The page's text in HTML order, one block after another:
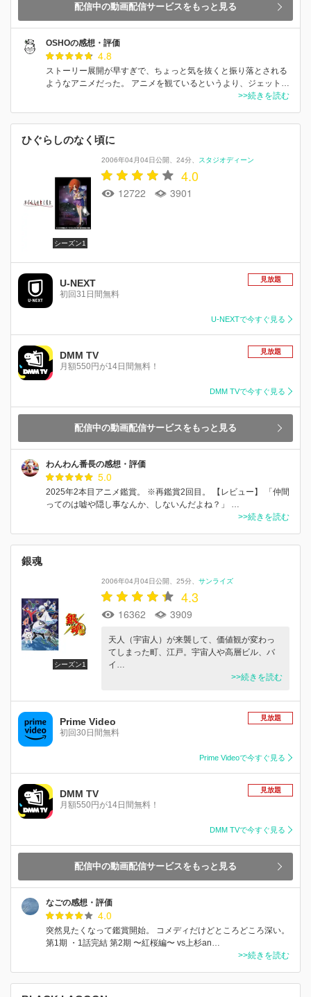
配信中の動画配信サービスをもっと見る
OSHOの感想・評価
4.8
ストーリー展開が早すぎで、ちょっと気を抜くと振り落とされる
ようなアニメだった。 アニメを観ているというより、ジェット…
>>続きを読む
ひぐらしのなく頃に
シーズン1
2006年04月04日公開 24分 スタジオディーン
4.0
12722 3901
U-NEXT
初回31日間無料
見放題
U-NEXTで今すぐ見る
DMM TV
月額550円が14日間無料！
見放題
DMM TVで今すぐ見る
配信中の動画配信サービスをもっと見る
わんわん番長の感想・評価
5.0
2025年2本目アニメ鑑賞。 ※再鑑賞2回目。 【レビュー】 「仲間
ってのは嘘や隠し事なんか、しないんだよね？」 …
>>続きを読む
銀魂
シーズン1
2006年04月04日公開 25分 サンライズ
4.3
16362 3909
天人（宇宙人）が来襲して、価値観が変わっ
てしまった町、江戸。宇宙人や高層ビル、バ
イ…
>>続きを読む
Prime Video
初回30日間無料
見放題
Prime Videoで今すぐ見る
DMM TV
月額550円が14日間無料！
見放題
DMM TVで今すぐ見る
配信中の動画配信サービスをもっと見る
なごの感想・評価
4.0
突然見たくなって鑑賞開始。 コメディだけどところどころ深い。
第1期 ・1話完結 第2期 〜紅桜編〜 vs上杉an…
>>続きを読む